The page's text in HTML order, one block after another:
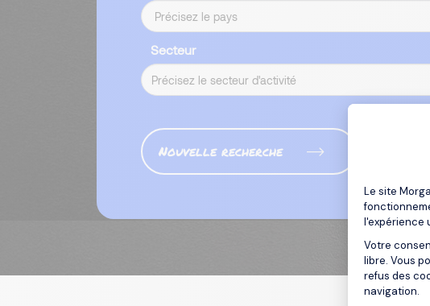
Le site
l'expérience
Votre
libre. Vous
refus des
navigation.
Secteur
Nouvelle recherche